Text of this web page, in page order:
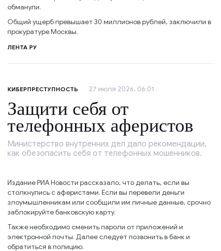
обманули.
Общий ущерб превышает 30 миллионов рублей, заключили в
прокуратуре Москвы.
ЛЕНТА РУ
КИБЕРПРЕСТУПНОСТЬ 27 июля 2026, 06:01
Защити себя от
телефонных аферистов
Министерство внутренних дел дало рекомендации,
как обезопасить себя от телефонных мошенников.
Издание РИА Новости рассказало, что делать, если вы
столкнулись с аферистами. Если вы перевели деньги
злоумышленникам или сообщили им личные данные, срочно
заблокируйте банковскую карту.
Также необходимо сменить пароли от приложений и
электронной почты. Далее следует позвонить в банк и
обратиться в полицию.